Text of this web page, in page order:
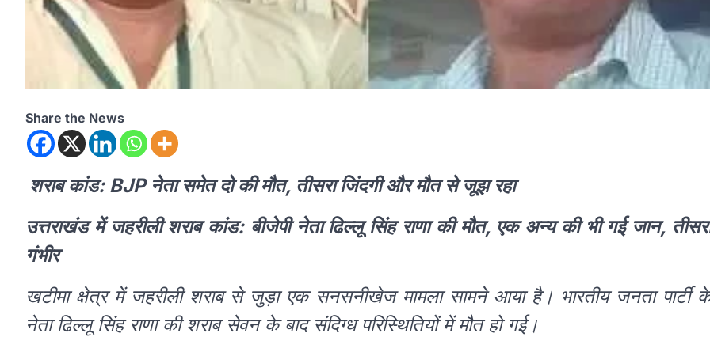
Share the News
शराब कांड: BJP नेता समेत दो की मौत, तीसरा जिंदगी और मौत से जूझ रहा
उत्तराखंड में जहरीली शराब कांड: बीजेपी नेता ढिल्लू सिंह राणा की मौत, एक अन्य की भी गई जान,
गंभीर
खटीमा क्षेत्र में जहरीली शराब से जुड़ा एक सनसनीखेज मामला सामने आया है। भारतीय जनता पार्टी
नेता ढिल्लू सिंह राणा की शराब सेवन के बाद संदिग्ध परिस्थितियों में मौत हो गई।